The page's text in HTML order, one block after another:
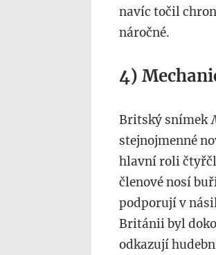
navíc točil
náročné.
4)
Britský snímek
stejnojmenné
hlavní roli
členové nosí
podporují v
Británii byl
odkazují